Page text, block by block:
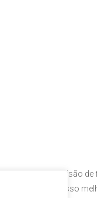
a nossa visão
sempre o nosso